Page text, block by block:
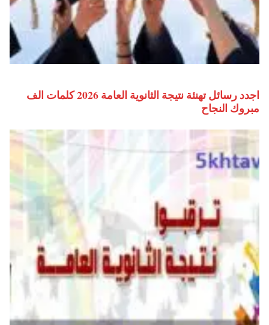
اجدد رسائل تهنئة نتيجة الثانوية العامة 2026 كلمات الف
مبروك النجاح